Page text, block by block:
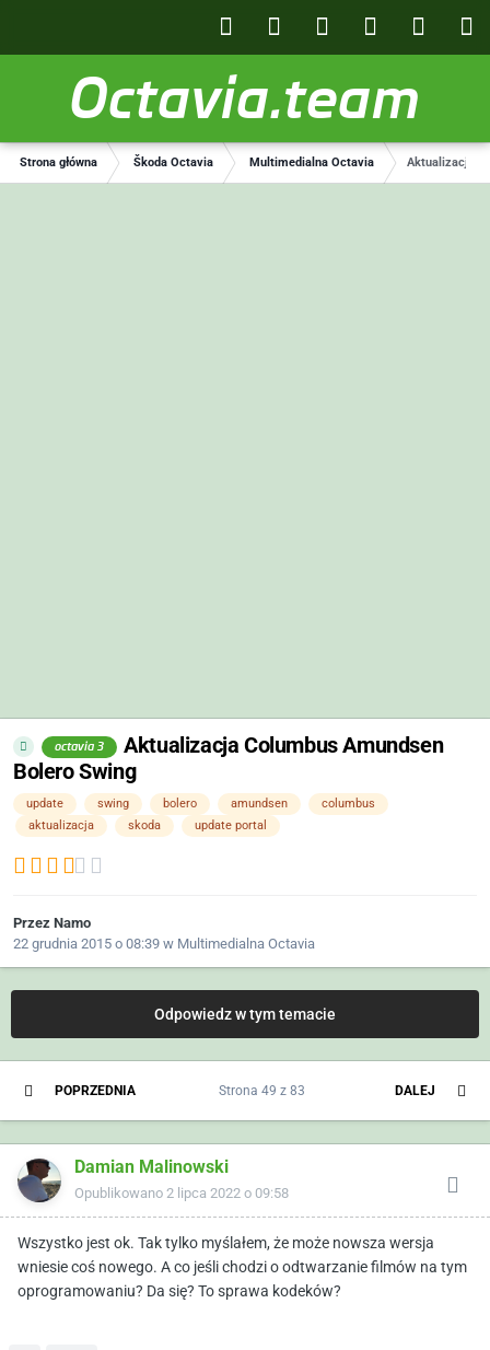
Octavia.team
Strona główna Škoda Octavia Multimedialna Octavia Aktualizacja
octavia 3
Aktualizacja Columbus Amundsen
Bolero Swing
update swing bolero amundsen
columbus
aktualizacja
skoda update portal
Przez Namo
22 grudnia 2015 o 08:39 w Multimedialna Octavia
Odpowiedz w tym temacie
POPRZEDNIA DALEJ
Strona 49 z 83
Damian Malinowski
Opublikowano 2 lipca 2022 o 09:58
Wszystko jest ok. Tak tylko myślałem, że może nowsza wersja
wniesie coś nowego. A co jeśli chodzi o odtwarzanie filmów na tym
oprogramowaniu? Da się? To sprawa kodeków?